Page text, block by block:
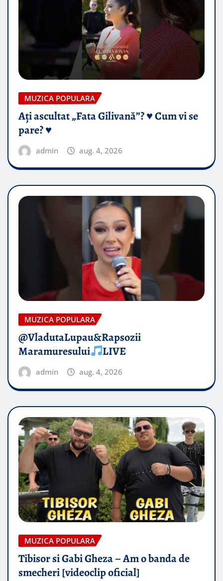
MUZICA POPULARA
Ați ascultat „Fata Gilivană”? ♥️ Cum vi se
pare? ♥️
admin aug. 4, 2026
MUZICA POPULARA
@VladutaLupau&Rapsozii
Maramuresului
LIVE
admin aug. 4, 2026
MUZICA POPULARA
Tibisor si Gabi Gheza – Am o banda de
smecheri [videoclip oficial]